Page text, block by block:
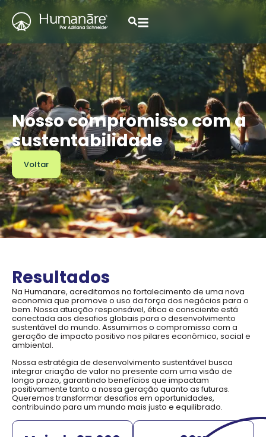
Nosso compromisso com a
sustentabilidade
Voltar
Resultados
Na Humanare, acreditamos no fortalecimento de uma nova
economia que promove o uso da força dos negócios para o
bem. Nossa atuação responsável, ética e consciente está
conectada aos desafios globais para o desenvolvimento
sustentável do mundo. Assumimos o compromisso com a
geração de impacto positivo nos pilares econômico, social e
ambiental.
Nossa estratégia de desenvolvimento sustentável busca
integrar criação de valor no presente com uma visão de
longo prazo, garantindo benefícios que impactam
positivamente tanto a nossa geração quanto as futuras.
Queremos transformar desafios em oportunidades,
contribuindo para um mundo mais justo e equilibrado.